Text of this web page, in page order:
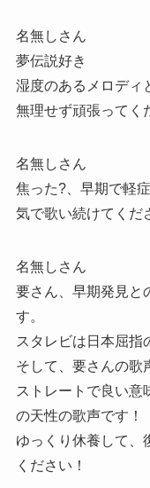
名無しさん
夢伝説好き
湿度のあるメロディ
無理せず頑張ってく
名無しさん
焦った?、早期で軽
気で歌い続けてくだ
名無しさん
要さん、早期発見と
す。
スタレビは日本屈指
そして、要さんの歌
ストレートで良い意
の天性の歌声です！
ゆっくり休養して、
ください！